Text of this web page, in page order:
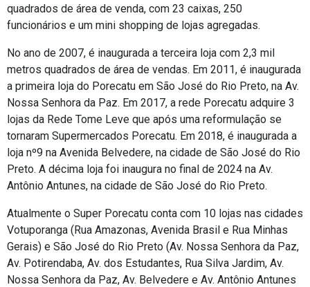
quadrados de área de venda, com 23 caixas, 250
funcionários e um mini shopping de lojas agregadas.
No ano de 2007, é inaugurada a terceira loja com 2,3 mil
metros quadrados de área de vendas. Em 2011, é inaugurada
a primeira loja do Porecatu em São José do Rio Preto, na Av.
Nossa Senhora da Paz. Em 2017, a rede Porecatu adquire 3
lojas da Rede Tome Leve que após uma reformulação se
tornaram Supermercados Porecatu. Em 2018, é inaugurada a
loja nº9 na Avenida Belvedere, na cidade de São José do Rio
Preto. A décima loja foi inaugura no final de 2024 na Av.
Antônio Antunes, na cidade de São José do Rio Preto.
Atualmente o Super Porecatu conta com 10 lojas nas cidades
Votuporanga (Rua Amazonas, Avenida Brasil e Rua Minhas
Gerais) e São José do Rio Preto (Av. Nossa Senhora da Paz,
Av. Potirendaba, Av. dos Estudantes, Rua Silva Jardim, Av.
Nossa Senhora da Paz, Av. Belvedere e Av. Antônio Antunes